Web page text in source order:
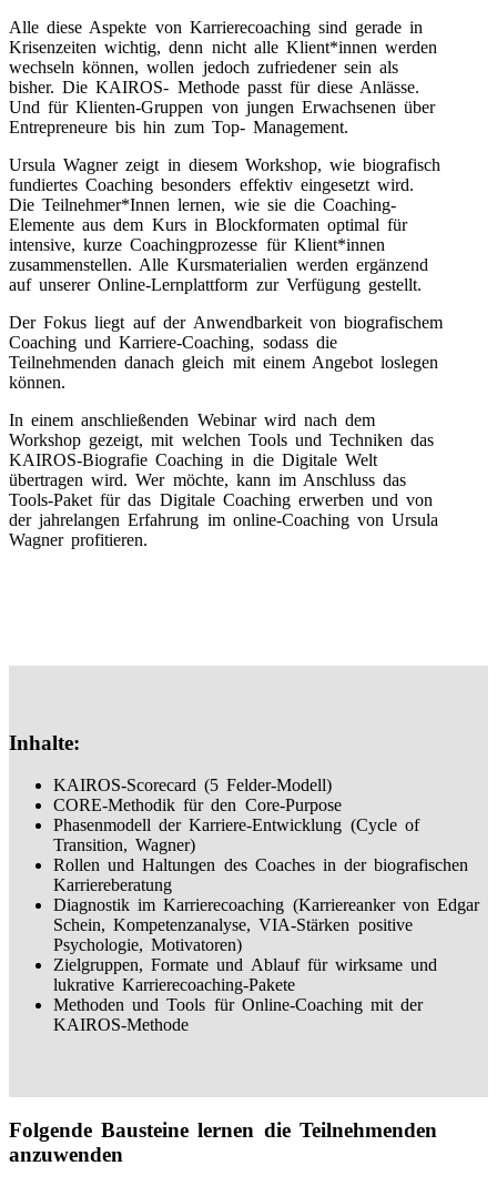
Alle diese Aspekte von Karrierecoaching sind gerade in
Krisenzeiten wichtig, denn nicht alle Klient*innen werden
wechseln können, wollen jedoch zufriedener sein als
bisher. Die KAIROS- Methode passt für diese Anlässe.
Und für Klienten-Gruppen von jungen Erwachsenen über
Entrepreneure bis hin zum Top- Management.
Ursula Wagner zeigt in diesem Workshop, wie biografisch
fundiertes Coaching besonders effektiv eingesetzt wird.
Die Teilnehmer*Innen lernen, wie sie die Coaching-
Elemente aus dem Kurs in Blockformaten optimal für
intensive, kurze Coachingprozesse für Klient*innen
zusammenstellen. Alle Kursmaterialien werden ergänzend
auf unserer Online-Lernplattform zur Verfügung gestellt.
Der Fokus liegt auf der Anwendbarkeit von biografischem
Coaching und Karriere-Coaching, sodass die
Teilnehmenden danach gleich mit einem Angebot loslegen
können.
In einem anschließenden Webinar wird nach dem
Workshop gezeigt, mit welchen Tools und Techniken das
KAIROS-Biografie Coaching in die Digitale Welt
übertragen wird. Wer möchte, kann im Anschluss das
Tools-Paket für das Digitale Coaching erwerben und von
der jahrelangen Erfahrung im online-Coaching von Ursula
Wagner profitieren.
Inhalte:
KAIROS-Scorecard (5 Felder-Modell)
CORE-Methodik für den Core-Purpose
Phasenmodell der Karriere-Entwicklung (Cycle of
Transition, Wagner)
Rollen und Haltungen des Coaches in der biografischen
Karriereberatung
Diagnostik im Karrierecoaching (Karriereanker von Edgar
Schein, Kompetenzanalyse, VIA-Stärken positive
Psychologie, Motivatoren)
Zielgruppen, Formate und Ablauf für wirksame und
lukrative Karrierecoaching-Pakete
Methoden und Tools für Online-Coaching mit der
KAIROS-Methode
Folgende Bausteine lernen die Teilnehmenden
anzuwenden